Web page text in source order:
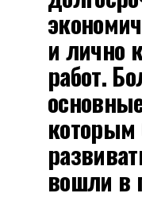
и лично
работ.
которым
вошли в